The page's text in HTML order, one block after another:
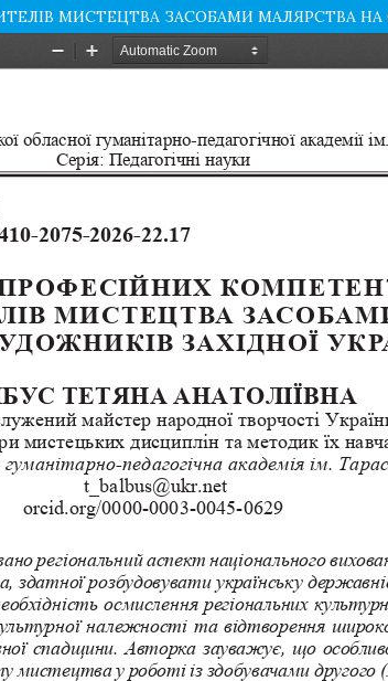
МИСТЕЦТВА ЗАСОБАМИ МАЛЯРСТВА НА